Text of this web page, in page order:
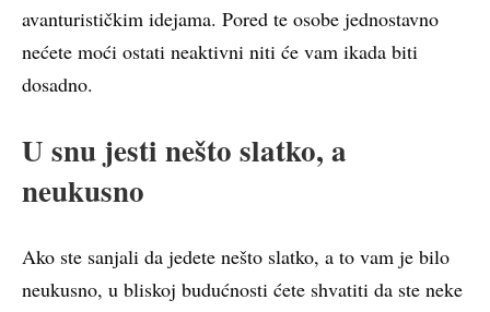
avanturističkim idejama. Pored te osobe jednostavno
nećete moći ostati neaktivni niti će vam ikada biti
dosadno.
U snu jesti nešto slatko, a
neukusno
Ako ste sanjali da jedete nešto slatko, a to vam je bilo
neukusno, u bliskoj budućnosti ćete shvatiti da ste neke